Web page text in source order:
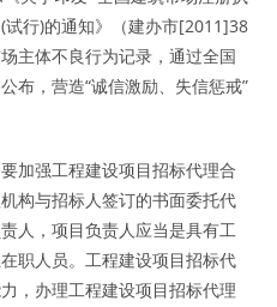
行)的通知》（建办市[2011]38
主体不良行为记录，通过全国
布，营造“诚信激励、失信惩戒”
强工程建设项目招标代理合
构与招标人签订的书面委托代
人，项目负责人应当是具有工
职人员。工程建设项目招标代
，办理工程建设项目招标代理